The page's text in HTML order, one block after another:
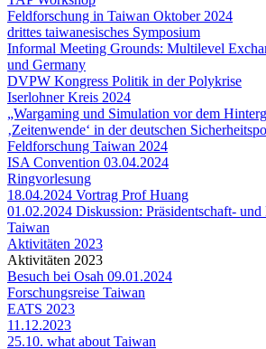
Feldforschung in Taiwan Oktober 2024
drittes taiwanesisches Symposium
Informal Meeting Grounds: Multilevel
und Germany
DVPW Kongress Politik in der Polykrise
Iserlohner Kreis 2024
„Wargaming und Simulation vor dem
‚Zeitenwende‘ in der deutschen
Feldforschung Taiwan 2024
ISA Convention 03.04.2024
Ringvorlesung
18.04.2024 Vortrag Prof Huang
01.02.2024 Diskussion: Präsidentschaft- und
Taiwan
Aktivitäten 2023
Aktivitäten 2023
Besuch bei Osah 09.01.2024
Forschungsreise Taiwan
EATS 2023
11.12.2023
25.10. what about Taiwan